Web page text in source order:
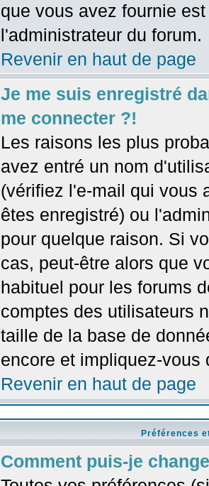
que vous avez fournie
l'administrateur du forum.
Revenir en haut de page
Je me suis enregistré
me connecter ?!
Les raisons les plus
avez entré un nom
(vérifiez l'e-mail qui vous
êtes enregistré) ou
pour quelque raison. Si
cas, peut-être alors que
habituel pour les forums
comptes des utilisateurs
taille de la base de
encore et impliquez-
Revenir en haut de page
Préférences
Comment puis-je